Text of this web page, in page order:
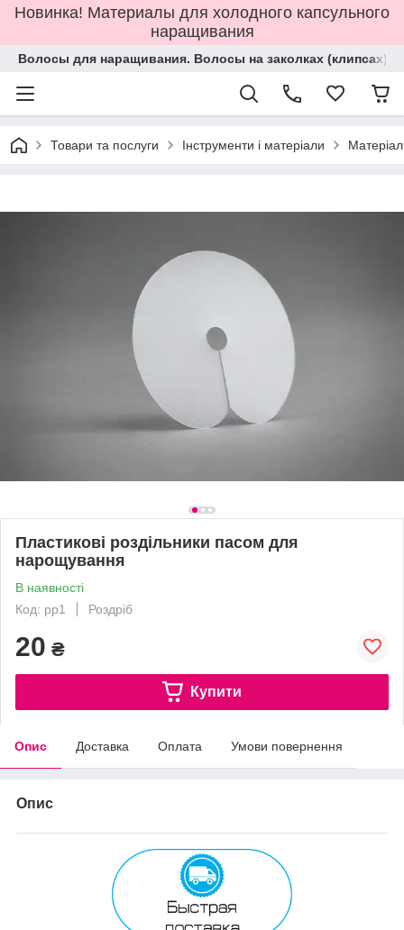
Новинка! Материалы для холодного капсульного
наращивания
Волосы для наращивания. Волосы на заколках (клипсах).
Товари та послуги Інструменти і матеріали
Пластикові роздільники пасом для
нарощування
В наявності
Код: pp1
Роздріб
20 ₴
Купити
Опис Доставка Оплата Умови повернення
Опис